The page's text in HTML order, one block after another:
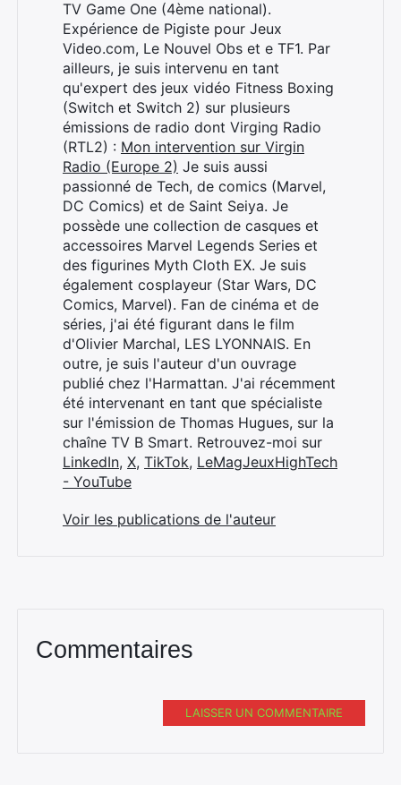
TV Game One (4ème national).
Expérience de Pigiste pour Jeux
Video.com, Le Nouvel Obs et e TF1. Par
ailleurs, je suis intervenu en tant
qu'expert des jeux vidéo Fitness Boxing
(Switch et Switch 2) sur plusieurs
émissions de radio dont Virging Radio
(RTL2) : Mon intervention sur Virgin
Radio (Europe 2) Je suis aussi
passionné de Tech, de comics (Marvel,
DC Comics) et de Saint Seiya. Je
possède une collection de casques et
accessoires Marvel Legends Series et
des figurines Myth Cloth EX. Je suis
également cosplayeur (Star Wars, DC
Comics, Marvel). Fan de cinéma et de
séries, j'ai été figurant dans le film
d'Olivier Marchal, LES LYONNAIS. En
outre, je suis l'auteur d'un ouvrage
publié chez l'Harmattan. J'ai récemment
été intervenant en tant que spécialiste
sur l'émission de Thomas Hugues, sur la
chaîne TV B Smart. Retrouvez-moi sur
LinkedIn, X, TikTok, LeMagJeuxHighTech
- YouTube
Voir les publications de l'auteur
Commentaires
LAISSER UN COMMENTAIRE
Rechercher
: